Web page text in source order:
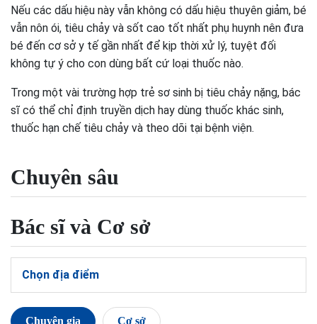
Nếu các dấu hiệu này vẫn không có dấu hiệu thuyên giảm, bé
vẫn nôn ói, tiêu chảy và sốt cao tốt nhất phụ huynh nên đưa
bé đến cơ sở y tế gần nhất để kịp thời xử lý, tuyệt đối
không tự ý cho con dùng bất cứ loại thuốc nào.
Trong một vài trường hợp trẻ sơ sinh bị tiêu chảy nặng, bác
sĩ có thể chỉ định truyền dịch hay dùng thuốc khác sinh,
thuốc hạn chế tiêu chảy và theo dõi tại bệnh viện.
Chuyên sâu
Bác sĩ và Cơ sở
Chọn địa điểm
Chuyên gia Cơ sở